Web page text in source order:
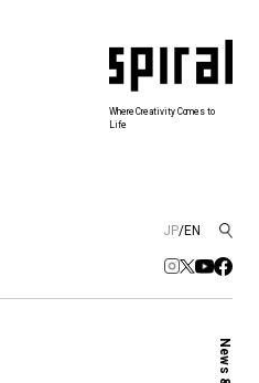
JP/EN
Where Creativity Comes to
Life
演劇やダンス、ライブ公演、イベント